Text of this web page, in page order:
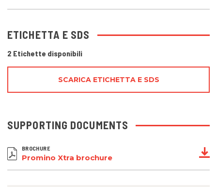
ETICHETTA E SDS
2 Etichette disponibili
SCARICA ETICHETTA E SDS
SUPPORTING DOCUMENTS
BROCHURE
Promino Xtra brochure